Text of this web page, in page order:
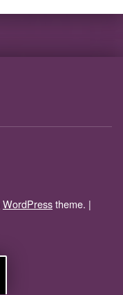
WordPresstheme. |